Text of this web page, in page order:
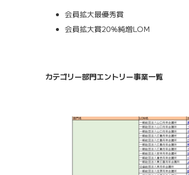
会員拡大最優秀賞
会員拡大賞20%純増LOM
カテゴリー部門エントリー事業一覧